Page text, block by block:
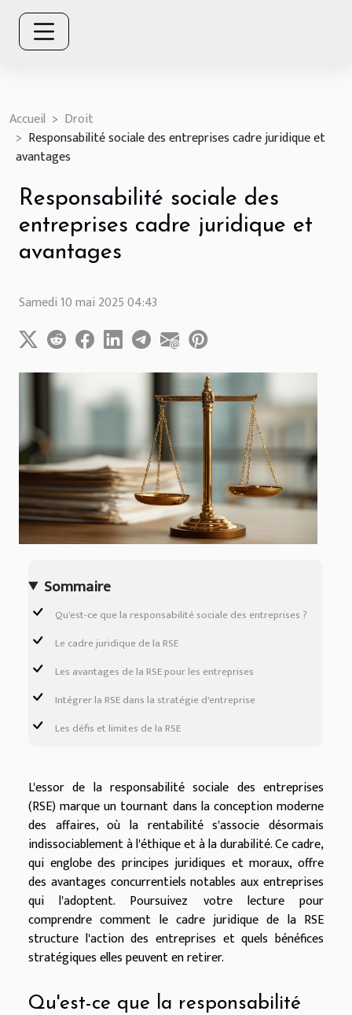
Accueil
Droit
Responsabilité sociale des entreprises cadre juridique et
avantages
Responsabilité sociale des
entreprises cadre juridique et
avantages
Samedi 10 mai 2025 04:43
Sommaire
Qu'est-ce que la responsabilité sociale des entreprises ?
Le cadre juridique de la RSE
Les avantages de la RSE pour les entreprises
Intégrer la RSE dans la stratégie d'entreprise
Les défis et limites de la RSE
L'essor de la responsabilité sociale des entreprises
(RSE) marque un tournant dans la conception moderne
des affaires, où la rentabilité s'associe désormais
indissociablement à l'éthique et à la durabilité. Ce cadre,
qui englobe des principes juridiques et moraux, offre
des avantages concurrentiels notables aux entreprises
qui l'adoptent. Poursuivez votre lecture pour
comprendre comment le cadre juridique de la RSE
structure l'action des entreprises et quels bénéfices
stratégiques elles peuvent en retirer.
Qu'est-ce que la responsabilité